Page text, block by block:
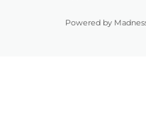
Powered by